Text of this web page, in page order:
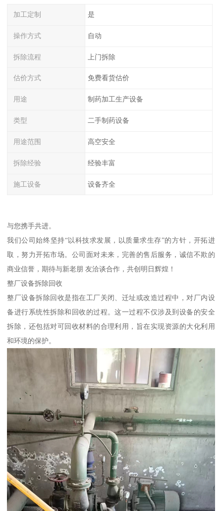
加工定制 是
操作方式 自动
拆除流程 上门拆除
估价方式 免费看货估价
用途 制药加工生产设备
类型 二手制药设备
用途范围 高空安全
拆除经验 经验丰富
施工设备 设备齐全
与您携手共进。
我们公司始终坚持“以科技求发展，以质量求生存”的方针，开拓进
取，努力开拓市场。公司面对未来，完善的售后服务，诚信不欺的
商业信誉，期待与新老朋 友洽谈合作，共创明日辉煌！
整厂设备拆除回收
整厂设备拆除回收是指在工厂关闭、迁址或改造过程中，对厂内设
备进行系统性拆除和回收的过程。这一过程不仅涉及到设备的安全
拆除，还包括对可回收材料的合理利用，旨在实现资源的大化利用
和环境的保护。